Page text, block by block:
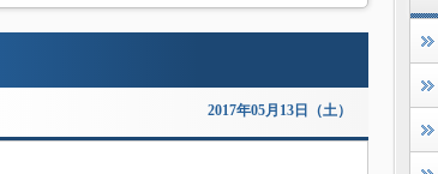
2017年05月13日（土）